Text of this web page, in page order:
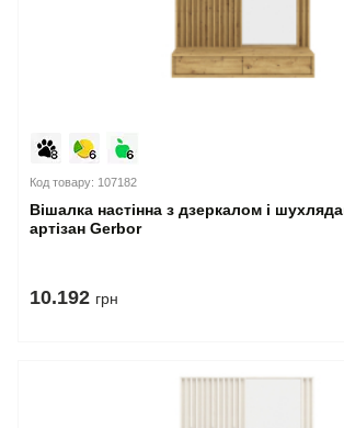
Код товару: 107182
Вішалка настінна з дзеркалом і
артізан Gerbor
10.192 грн